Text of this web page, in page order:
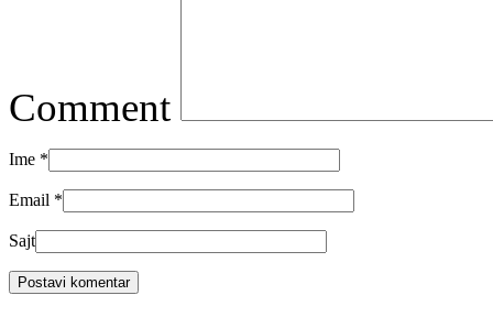
Comment
Ime *
Email *
Sajt